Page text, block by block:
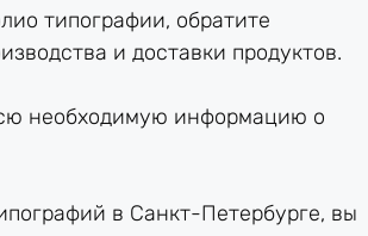
типографии, обратите
и доставки продуктов.
необходимую информацию о
в Санкт-Петербурге, вы